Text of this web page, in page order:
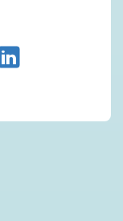
på Facebook
artikkelen på X.com